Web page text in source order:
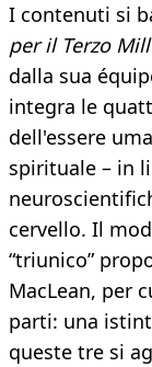
I contenuti si
per il Terzo
dalla sua
integra le
dell'essere
spirituale – in
cervello. Il
“triunico”
MacLean, per
parti: una
queste tre si